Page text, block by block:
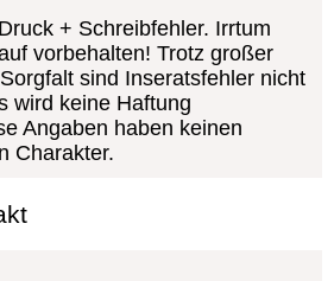
+ Schreibfehler. Irrtum
vorbehalten! Trotz großer
sind Inseratsfehler nicht
wird keine Haftung
Angaben haben keinen
Charakter.